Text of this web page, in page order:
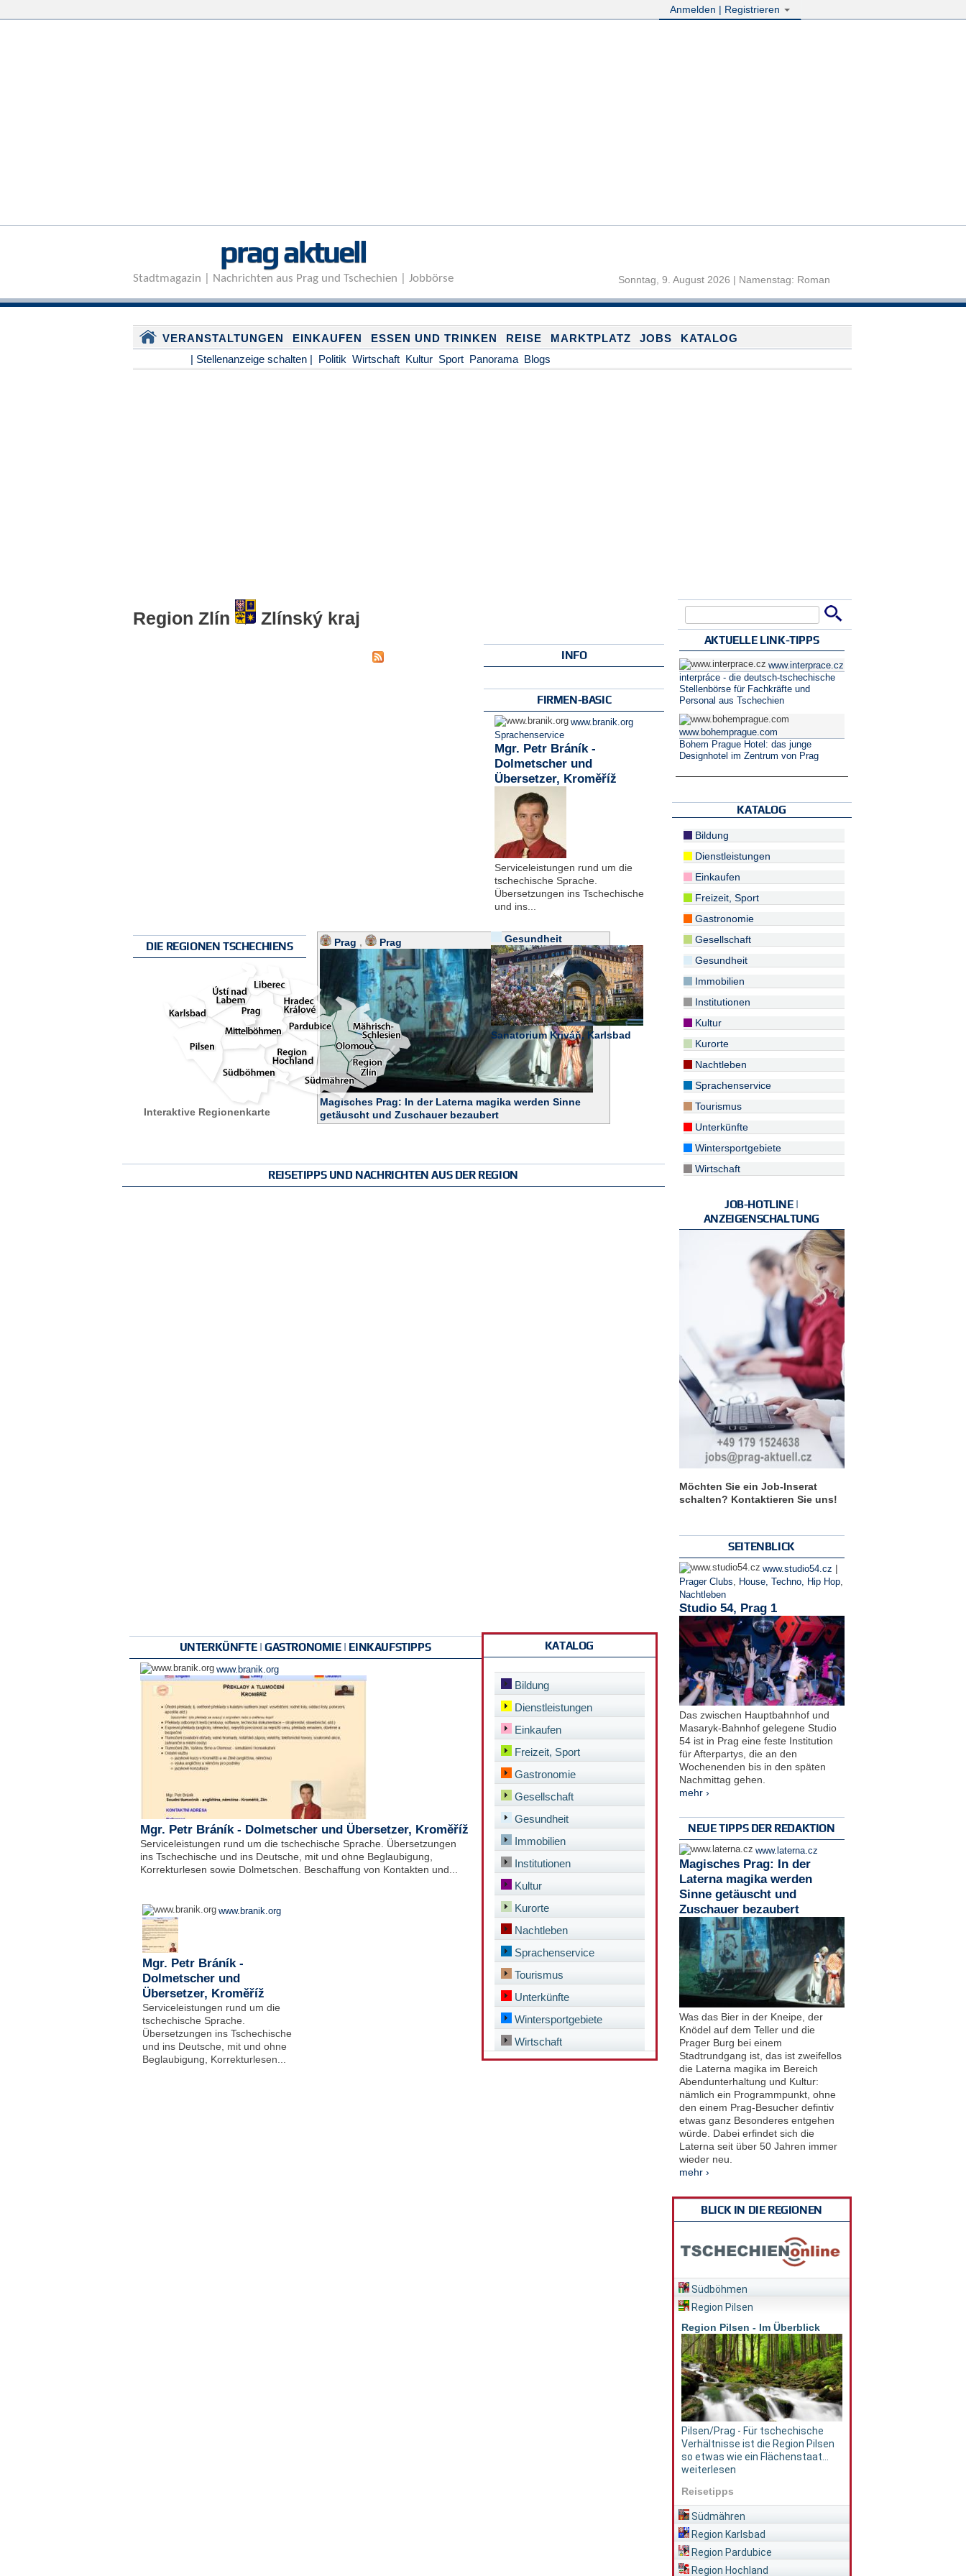
Anmelden | Registrieren
prag aktuell
Stadtmagazin | Nachrichten aus Prag und Tschechien | Jobbörse Sonntag, 9. August 2026 | Namenstag: Roman
VERANSTALTUNGEN EINKAUFEN ESSEN UND TRINKEN REISE MARKTPLATZ JOBS
KATALOG
| Stellenanzeige schalten | Politik Wirtschaft Kultur Sport Panorama Blogs
Region Zlín Zlínský kraj
INFO
FIRMEN-BASIC
www.branik.org
Sprachenservice
Mgr. Petr Bráník -
Dolmetscher und
Übersetzer, Kroměříž
Serviceleistungen rund um die
tschechische Sprache.
Übersetzungen ins Tschechische
und ins...
DIE REGIONEN TSCHECHIENS
Interaktive Regionenkarte
Prag , Prag
Magisches Prag: In der Laterna magika werden Sinne
getäuscht und Zuschauer bezaubert
Gesundheit
Sanatorium Kriváň, Karlsbad
REISETIPPS UND NACHRICHTEN AUS DER REGION
UNTERKÜNFTE | GASTRONOMIE | EINKAUFSTIPPS
www.branik.org
Mgr. Petr Bráník - Dolmetscher und Übersetzer, Kroměříž
Serviceleistungen rund um die tschechische Sprache. Übersetzungen
ins Tschechische und ins Deutsche, mit und ohne Beglaubigung,
Korrekturlesen sowie Dolmetschen. Beschaffung von Kontakten und...
www.branik.org
Mgr. Petr Bráník -
Dolmetscher und
Übersetzer, Kroměříž
Serviceleistungen rund um die
tschechische Sprache.
Übersetzungen ins Tschechische
und ins Deutsche, mit und ohne
Beglaubigung, Korrekturlesen...
KATALOG
Bildung
Dienstleistungen
Einkaufen
Freizeit, Sport
Gastronomie
Gesellschaft
Gesundheit
Immobilien
Institutionen
Kultur
Kurorte
Nachtleben
Sprachenservice
Tourismus
Unterkünfte
Wintersportgebiete
Wirtschaft
AKTUELLE LINK-TIPPS
www.interprace.cz
interpráce - die deutsch-tschechische
Stellenbörse für Fachkräfte und
Personal aus Tschechien
www.bohemprague.com
Bohem Prague Hotel: das junge
Designhotel im Zentrum von Prag
KATALOG
Bildung
Dienstleistungen
Einkaufen
Freizeit, Sport
Gastronomie
Gesellschaft
Gesundheit
Immobilien
Institutionen
Kultur
Kurorte
Nachtleben
Sprachenservice
Tourismus
Unterkünfte
Wintersportgebiete
Wirtschaft
JOB-HOTLINE |
ANZEIGENSCHALTUNG
Möchten Sie ein Job-Inserat
schalten? Kontaktieren Sie uns!
SEITENBLICK
www.studio54.cz |
Prager Clubs House, Techno, Hip Hop,
Nachtleben
Studio 54, Prag 1
Das zwischen Hauptbahnhof und
Masaryk-Bahnhof gelegene Studio
54 ist in Prag eine feste Institution
für Afterpartys, die an den
Wochenenden bis in den späten
Nachmittag gehen.
mehr ›
NEUE TIPPS DER REDAKTION
www.laterna.cz
Magisches Prag: In der
Laterna magika werden
Sinne getäuscht und
Zuschauer bezaubert
Was das Bier in der Kneipe, der
Knödel auf dem Teller und die
Prager Burg bei einem
Stadtrundgang ist, das ist zweifellos
die Laterna magika im Bereich
Abendunterhaltung und Kultur:
nämlich ein Programmpunkt, ohne
den einem Prag-Besucher defintiv
etwas ganz Besonderes entgehen
würde. Dabei erfindet sich die
Laterna seit über 50 Jahren immer
wieder neu.
mehr ›
BLICK IN DIE REGIONEN
Südböhmen
Region Pilsen
Region Pilsen - Im Überblick
Pilsen/Prag - Für tschechische
Verhältnisse ist die Region Pilsen
so etwas wie ein Flächenstaat...
weiterlesen
Reisetipps
Südmähren
Region Karlsbad
Region Pardubice
Region Hochland